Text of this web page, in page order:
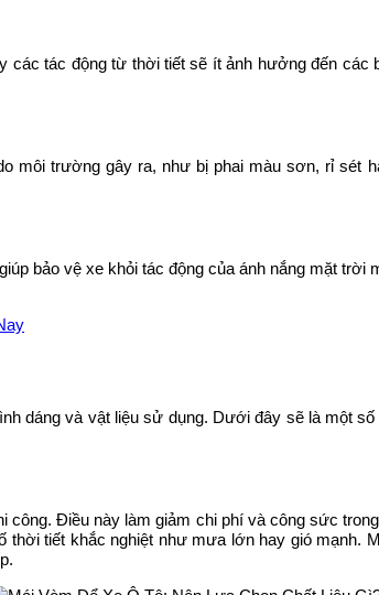
tác động từ thời tiết sẽ ít ảnh hưởng đến
môi trường gây ra, như bị phai màu sơn, rỉ sét
bảo vệ xe khỏi tác động của ánh nắng mặt
dáng và vật liệu sử dụng. Dưới đây sẽ là một
Điều này làm giảm chi phí và công sức
tiết khắc nghiệt như mưa lớn hay gió mạnh.